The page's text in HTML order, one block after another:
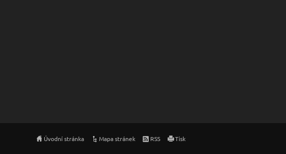
Úvodní stránka Mapa stránek RSS Tisk